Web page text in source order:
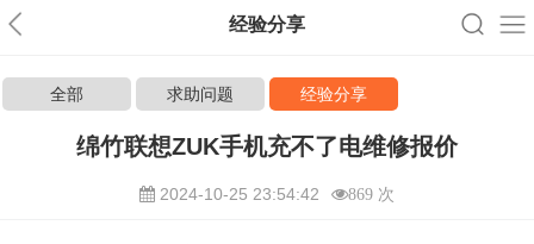
经验分享
全部 求助问题 经验分享
绵竹联想ZUK手机充不了电维修报价
2024-10-25 23:54:42 869 次